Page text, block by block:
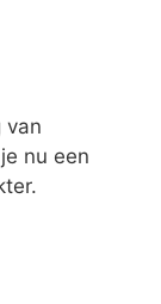
van
nu een